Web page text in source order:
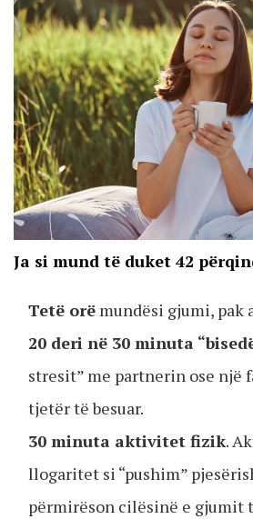
Ja si mund të duket 42
Tetë orë mundësi gjumi, pak
20 deri në 30 minuta
stresit” me partnerin ose një
tjetër të besuar.
30 minuta aktivitet fizik.
llogaritet si “pushim”
përmirëson cilësinë e gjumit